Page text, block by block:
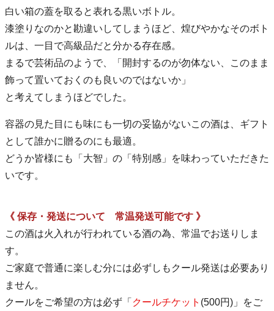
白い箱の蓋を取ると表れる黒いボトル。
漆塗りなのかと勘違いしてしまうほど、煌びやかなそのボト
ルは、一目で高級品だと分かる存在感。
まるで芸術品のようで、「開封するのが勿体ない、このまま
飾って置いておくのも良いのではないか」
と考えてしまうほどでした。
容器の見た目にも味にも一切の妥協がないこの酒は、ギフト
として誰かに贈るのにも最適。
どうか皆様にも「大智」の「特別感」を味わっていただきた
いです。
《 保存・発送について 常温発送可能です 》
この酒は火入れが行われている酒の為、常温でお送りしま
す。
ご家庭で普通に楽しむ分には必ずしもクール発送は必要あり
ません。
クールをご希望の方は必ず「 クールチケット (500円)」をご